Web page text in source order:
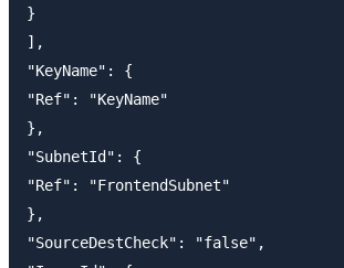
}
],
"KeyName": {
"Ref": "KeyName"
},
"SubnetId": {
"Ref": "FrontendSubnet"
},
"SourceDestCheck": "false",